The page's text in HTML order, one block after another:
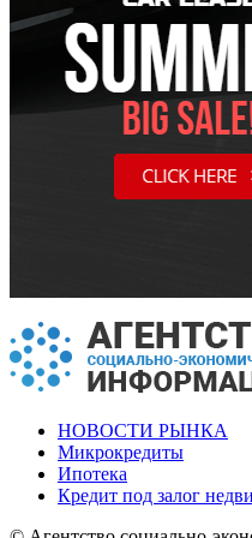
НОВОСТИ РЫНКА
Микрокредиты
Ипотека
Кредит под залог